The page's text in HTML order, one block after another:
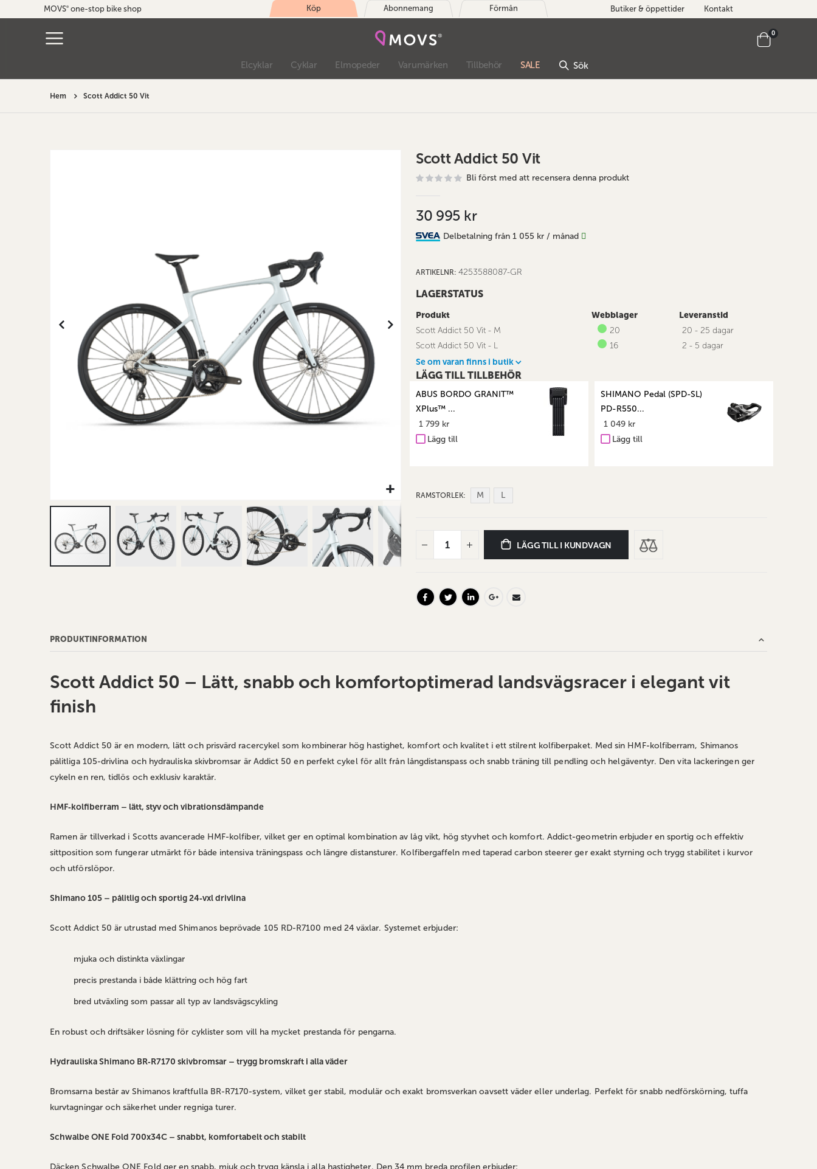
MOVS® one-stop bike shop Köp Abonnemang Förmån Butiker & öppettider Kontakt
Cart
0artiklar
Elcyklar Cyklar Elmopeder Varumärken Tillbehör SALE Sök
Hem Scott Addict 50 Vit
Scott Addict 50 Vit
Bli först med att recensera denna produkt
30 995 kr
Delbetalning från 1 055 kr/ månad
ARTIKELNR 4253588087-GR
LAGERSTATUS
Produkt Webblager
Leveranstid
Scott Addict 50 Vit - M
20
20 - 25 dagar
Scott Addict 50 Vit - L
16
2 - 5 dagar
Se om varan finns i butik
LÄGG TILL TILLBEHÖR
ABUS BORDO GRANIT™
XPlus™ ...
1 799 kr
Lägg till
SHIMANO Pedal (SPD-SL)
PD-R550...
1 049 kr
Lägg till
RAMSTORLEK M L
LÄGG TILL I KUNDVAGN
PRODUKTINFORMATION
Scott Addict 50 – Lätt, snabb och komfortoptimerad landsvägsracer i elegant vit
finish
Scott Addict 50 är en modern, lätt och prisvärd racercykel som kombinerar hög hastighet, komfort och kvalitet i ett stilrent kolfiberpaket. Med sin HMF‑kolfiberram, Shimanos
pålitliga 105‑drivlina och hydrauliska skivbromsar är Addict 50 en perfekt cykel för allt från långdistanspass och snabb träning till pendling och helgäventyr. Den vita lackeringen ger
cykeln en ren, tidlös och exklusiv karaktär.
HMF‑kolfiberram – lätt, styv och vibrationsdämpande
Ramen är tillverkad i Scotts avancerade HMF‑kolfiber, vilket ger en optimal kombination av låg vikt, hög styvhet och komfort. Addict‑geometrin erbjuder en sportig och effektiv
sittposition som fungerar utmärkt för både intensiva träningspass och längre distansturer. Kolfibergaffeln med taperad carbon steerer ger exakt styrning och trygg stabilitet i kurvor
och utförslöpor.
Shimano 105 – pålitlig och sportig 24‑vxl drivlina
Scott Addict 50 är utrustad med Shimanos beprövade 105 RD‑R7100 med 24 växlar. Systemet erbjuder:
mjuka och distinkta växlingar
precis prestanda i både klättring och hög fart
bred utväxling som passar all typ av landsvägscykling
En robust och driftsäker lösning för cyklister som vill ha mycket prestanda för pengarna.
Hydrauliska Shimano BR‑R7170 skivbromsar – trygg bromskraft i alla väder
Bromsarna består av Shimanos kraftfulla BR‑R7170‑system, vilket ger stabil, modulär och exakt bromsverkan oavsett väder eller underlag. Perfekt för snabb nedförskörning, tuffa
kurvtagningar och säkerhet under regniga turer.
Schwalbe ONE Fold 700x34C – snabbt, komfortabelt och stabilt